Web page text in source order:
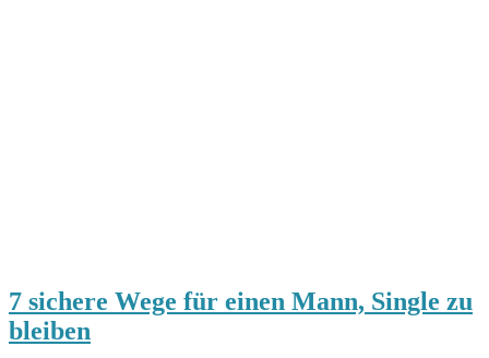
7 sichere Wege für einen Mann, Single zu
bleiben